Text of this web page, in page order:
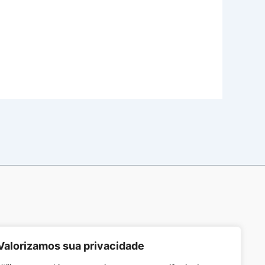
sua privacidade